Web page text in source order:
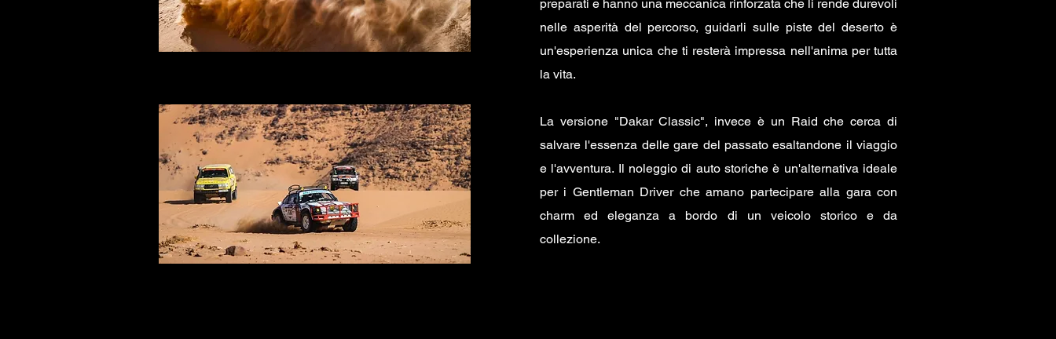
preparati e hanno una meccanica rinforzata che li rende durevoli
nelle asperità del percorso, guidarli sulle piste del deserto è
un'esperienza unica che ti resterà impressa nell'anima per tutta
la vita.
La versione "Dakar Classic", invece è un Raid che cerca di
salvare l'essenza delle gare del passato esaltandone il viaggio
e l'avventura. Il noleggio di auto storiche è un'alternativa ideale
per i Gentleman Driver che amano partecipare alla gara con
charm ed eleganza a bordo di un veicolo storico e da
collezione.